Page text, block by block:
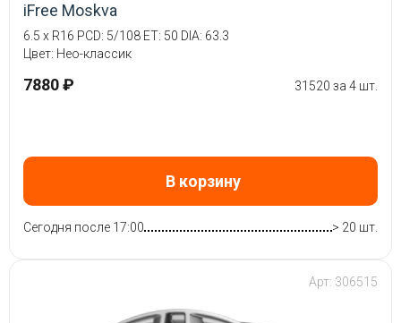
iFree Moskva
6.5 x R16 PCD: 5/108 ET: 50 DIA: 63.3
Цвет: Нео-классик
7880 ₽ 31520 за 4 шт.
В корзину
Сегодня после 17:00 > 20 шт.
Арт: 306515